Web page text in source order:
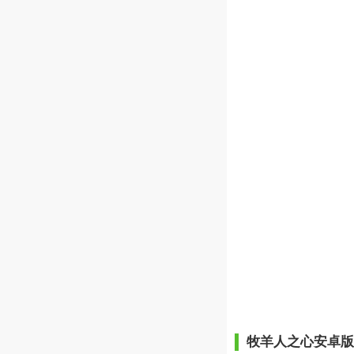
牧羊人之心安卓